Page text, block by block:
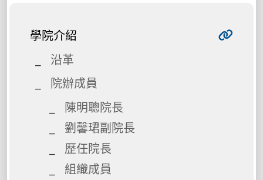
學院介紹
沿革
院辦成員
陳明聰院長
劉馨珺副院長
歷任院長
組織成員